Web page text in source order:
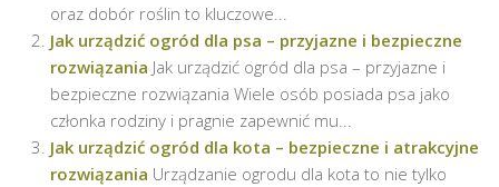
oraz dobór roślin to kluczowe...
Jak urządzić ogród dla psa – przyjazne i bezpieczne
rozwiązania Jak urządzić ogród dla psa – przyjazne i
bezpieczne rozwiązania Wiele osób posiada psa jako
członka rodziny i pragnie zapewnić mu...
Jak urządzić ogród dla kota – bezpieczne i atrakcyjne
rozwiązania Urządzanie ogrodu dla kota to nie tylko